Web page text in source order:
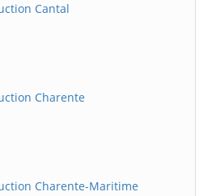
Cantal
Charente
Charente-Maritime